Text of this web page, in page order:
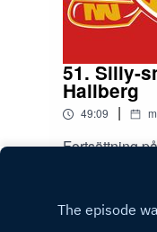
51. Silly-
Hallberg
49:09 |
Fortsättning